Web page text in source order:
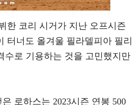
한 코리 시거가 지난 오프시즌
터너도 올겨울 필라델피아 필리
수로 기용하는 것을 고민했지만
로하스는 2023시즌 연봉 500